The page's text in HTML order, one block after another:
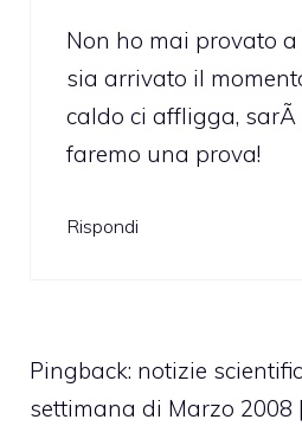
Non ho mai provato
sia arrivato il
caldo ci affligga,
faremo una prova!
Rispondi
Pingback: notizie
settimana di Marzo 2008